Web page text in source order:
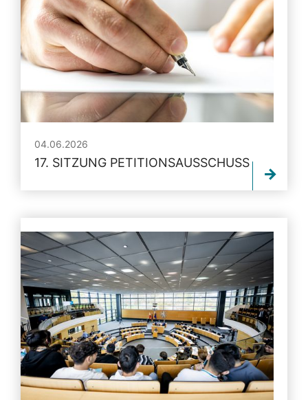
04.06.2026
17. SITZUNG PETITIONSAUSSCHUSS